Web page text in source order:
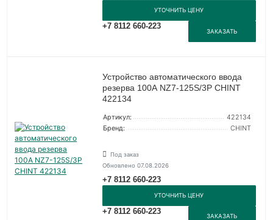
УТОЧНИТЬ ЦЕНУ
+7 8112 660-223
ЗАКАЗАТЬ
Устройство автоматического ввода
резерва 100А NZ7-125S/3P CHINT
422134
Артикул:
422134
Бренд:
CHINT
Под заказ
Обновлено 07.08.2026
+7 8112 660-223
УТОЧНИТЬ ЦЕНУ
+7 8112 660-223
ЗАКАЗАТЬ